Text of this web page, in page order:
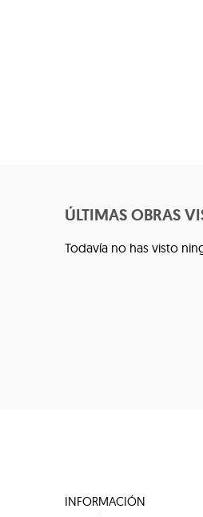
ÚLTIMAS OBRAS
Todavía no has visto
INFORMACIÓN